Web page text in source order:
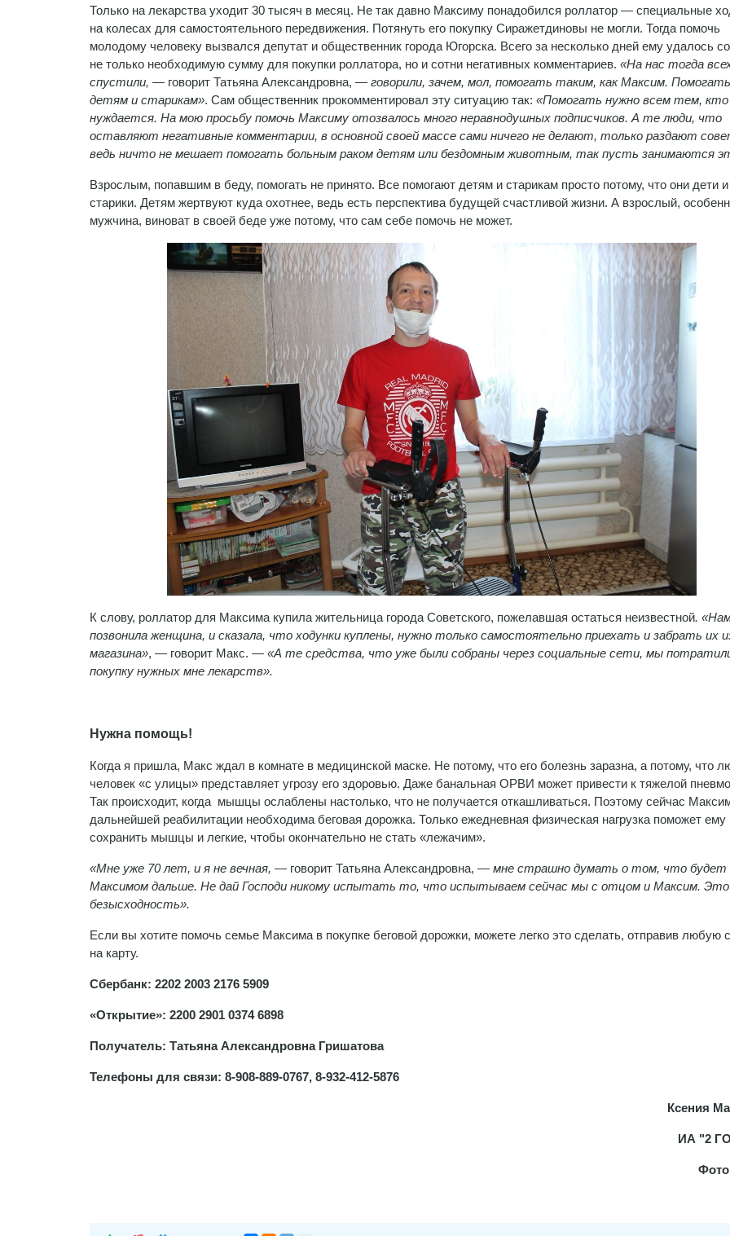
Только на лекарства уходит 30 тысяч в месяц. Не так давно Максиму понадобился роллатор — специальные
на колесах для самостоятельного передвижения. Потянуть его покупку Сиражетдиновы не могли. Тогда помочь
молодому человеку вызвался депутат и общественник города Югорска. Всего за несколько дней ему удалось
не только необходимую сумму для покупки роллатора, но и сотни негативных комментариев. «На нас тогда
спустили, — говорит Татьяна Александровна, — говорили, зачем, мол, помогать таким, как Максим.
детям и старикам». Сам общественник прокомментировал эту ситуацию так: «Помогать нужно всем тем,
нуждается. На мою просьбу помочь Максиму отозвалось много неравнодушных подписчиков. А те люди, что
оставляют негативные комментарии, в основной своей массе сами ничего не делают, только раздают
ведь ничто не мешает помогать больным раком детям или бездомным животным, так пусть занимаются
Взрослым, попавшим в беду, помогать не принято. Все помогают детям и старикам просто потому, что они дети и
старики. Детям жертвуют куда охотнее, ведь есть перспектива будущей счастливой жизни. А взрослый,
мужчина, виноват в своей беде уже потому, что сам себе помочь не может.
К слову, роллатор для Максима купила жительница города Советского, пожелавшая остаться неизвестной.
позвонила женщина, и сказала, что ходунки куплены, нужно только самостоятельно приехать и забрать их
магазина», — говорит Макс. — «А те средства, что уже были собраны через социальные сети, мы
покупку нужных мне лекарств».
Нужна помощь!
Когда я пришла, Макс ждал в комнате в медицинской маске. Не потому, что его болезнь заразна, а потому, что
человек «с улицы» представляет угрозу его здоровью. Даже банальная ОРВИ может привести к тяжелой
Так происходит, когда мышцы ослаблены настолько, что не получается откашливаться. Поэтому сейчас
дальнейшей реабилитации необходима беговая дорожка. Только ежедневная физическая нагрузка поможет ему
сохранить мышцы и легкие, чтобы окончательно не стать «лежачим».
«Мне уже 70 лет, и я не вечная, — говорит Татьяна Александровна, — мне страшно думать о том, что будет
Максимом дальше. Не дай Господи никому испытать то, что испытываем сейчас мы с отцом и Максим. Это
безысходность».
Если вы хотите помочь семье Максима в покупке беговой дорожки, можете легко это сделать, отправив любую
на карту.
Сбербанк: 2202 2003 2176 5909
«Открытие»: 2200 2901 0374 6898
Получатель: Татьяна Александровна Гришатова
Телефоны для связи: 8-908-889-0767, 8-932-412-5876
Ксения
ИА "2
Фото